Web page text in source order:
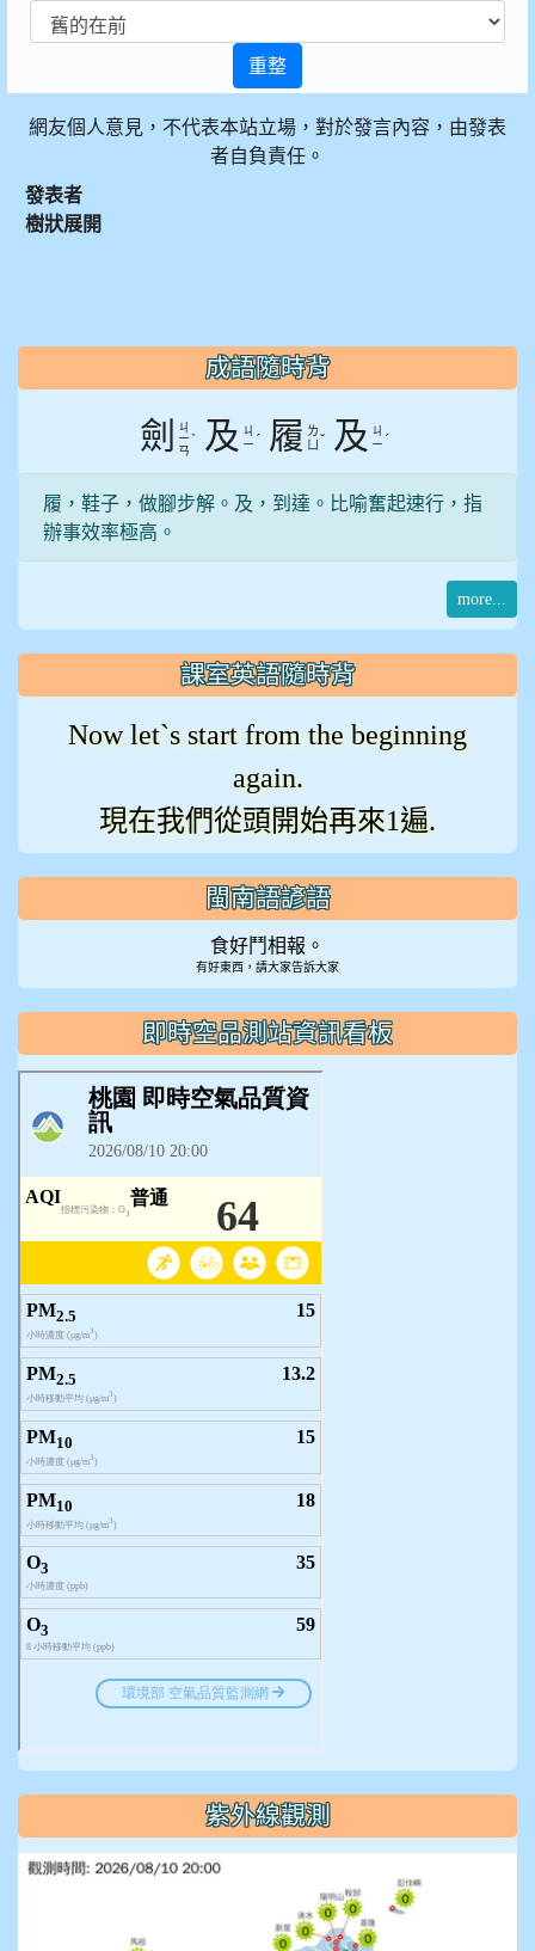
重整
網友個人意見，不代表本站立場，對於發言內容，由發表
者自負責任。
發表者
樹狀展開
::: 成語隨時背
劍
ㄐ
ㄧ
ㄢ
ˋ 及 ㄐ
ㄧ ˊ 履 ㄌ
ˇ 及 ㄐ
ㄧ ˊ
履，鞋子，做腳步解。及，到達。比喻奮起速行，指
辦事效率極高。
more...
課室英語隨時背
Now let`s start from the beginning
again.
現在我們從頭開始再來1遍.
閩南語諺語
食好鬥相報。
有好東西，請大家告訴大家
即時空品測站資訊看板
紫外線觀測